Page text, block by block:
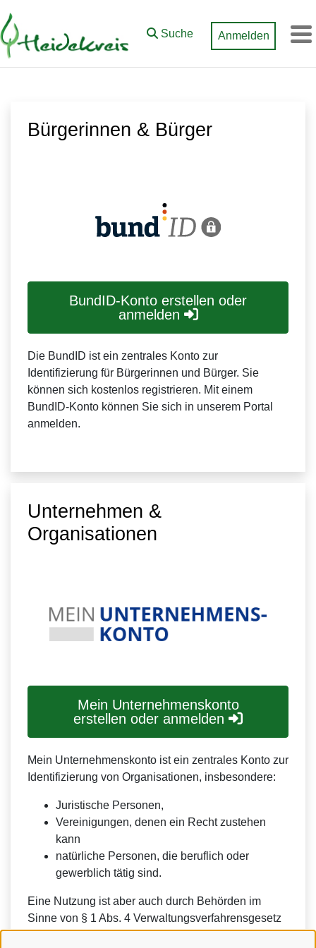
Zum Hauptinhalt springen
Suche Anmelden
Bürgerinnen & Bürger
BundID-Konto erstellen oder
anmelden
Die BundID ist ein zentrales Konto zur
Identifizierung für Bürgerinnen und Bürger. Sie
können sich kostenlos registrieren. Mit einem
BundID-Konto können Sie sich in unserem Portal
anmelden.
Unternehmen &
Organisationen
Mein Unternehmenskonto
erstellen oder anmelden
Mein Unternehmenskonto ist ein zentrales Konto zur
Identifizierung von Organisationen, insbesondere:
Juristische Personen,
Vereinigungen, denen ein Recht zustehen
kann
natürliche Personen, die beruflich oder
gewerblich tätig sind.
Eine Nutzung ist aber auch durch Behörden im
Sinne von § 1 Abs. 4 Verwaltungsverfahrensgesetz
(VwVfG) möglich.